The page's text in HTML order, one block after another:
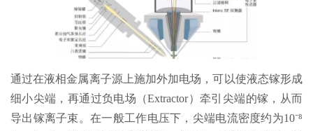
通过在液相金属离子源上施加外加电场，可以使液态镓形成
细小尖端，再通过负电场（Extractor）牵引尖端的镓，从而
导出镓离子束。在一般工作电压下，尖端电流密度约为10⁻⁸